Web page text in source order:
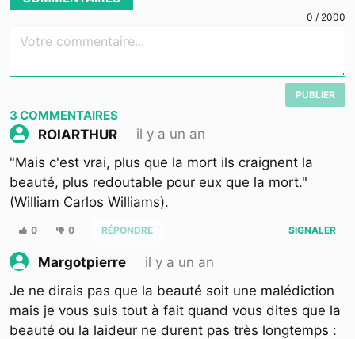
0 / 2000
Votre commentaire...
PUBLIER
3 COMMENTAIRES
ROIARTHUR
il y a un an
"Mais c'est vrai, plus que la mort ils craignent la
beauté, plus redoutable pour eux que la mort."
(William Carlos Williams).
0 0 RÉPONDRE SIGNALER
Margotpierre
il y a un an
Je ne dirais pas que la beauté soit une malédiction
mais je vous suis tout à fait quand vous dites que la
beauté ou la laideur ne durent pas très longtemps :